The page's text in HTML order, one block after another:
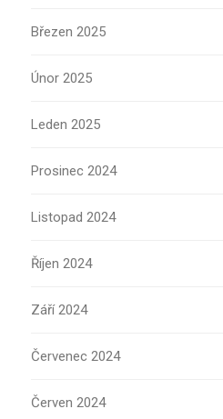
Březen 2025
Únor 2025
Leden 2025
Prosinec 2024
Listopad 2024
Říjen 2024
Září 2024
Červenec 2024
Červen 2024